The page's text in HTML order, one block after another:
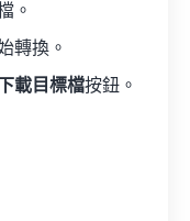
。
轉換。
下載目標檔按鈕。